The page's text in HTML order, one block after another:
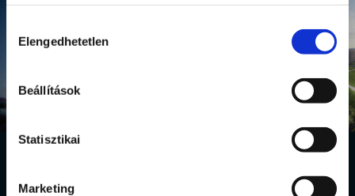
kiválasztása
Elengedhetetlen
Beállítások
Statisztikai
Marketing